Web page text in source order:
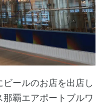
ールのお店を出店し
覇エアポートブルワ